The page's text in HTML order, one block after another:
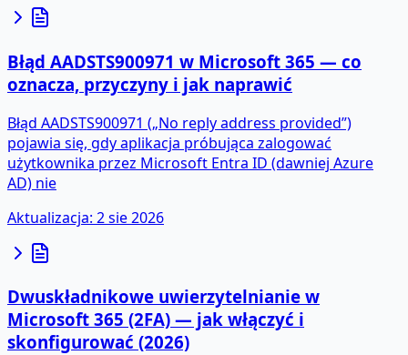
Błąd AADSTS900971 w Microsoft 365 — co
oznacza, przyczyny i jak naprawić
Błąd AADSTS900971 („No reply address provided”)
pojawia się, gdy aplikacja próbująca zalogować
użytkownika przez Microsoft Entra ID (dawniej Azure
AD) nie
Aktualizacja: 2 sie 2026
Dwuskładnikowe uwierzytelnianie w
Microsoft 365 (2FA) — jak włączyć i
skonfigurować (2026)